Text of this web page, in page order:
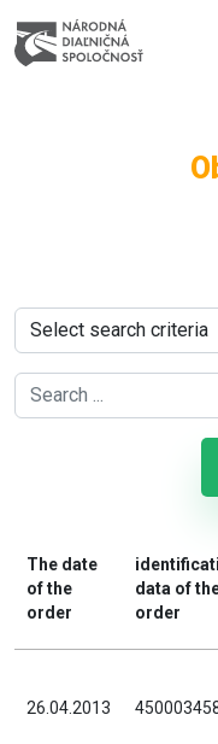
The date
of the
order
data of
order
26.04.2013